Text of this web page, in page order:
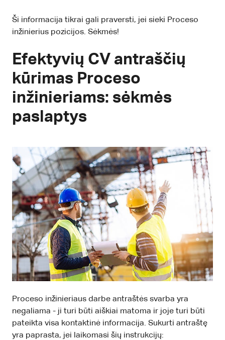
Ši informacija tikrai gali praversti, jei sieki Proceso
inžinierius pozicijos. Sėkmės!
Efektyvių CV antraščių
kūrimas Proceso
inžinieriams: sėkmės
paslaptys
Proceso inžinieriaus darbe antraštės svarba yra
negaliama - ji turi būti aiškiai matoma ir joje turi būti
pateikta visa kontaktinė informacija. Sukurti antraštę
yra paprasta, jei laikomasi šių instrukcijų: